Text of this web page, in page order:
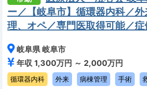
ー／【岐阜市】循環器内科／
理、オペ／専門医取得可能／症
岐阜県 岐阜市
年収 1,300万円 ～ 2,000万円
循環器内科 外来 病棟管理 手術